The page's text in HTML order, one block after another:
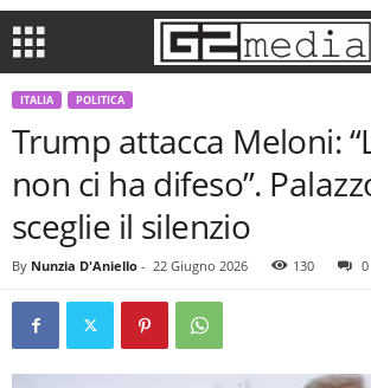
ITALIA POLITICA
Trump attacca Meloni:
non ci ha difeso”.
sceglie il silenzio
By Nunzia D'Aniello - 22 Giugno 2026 130 0